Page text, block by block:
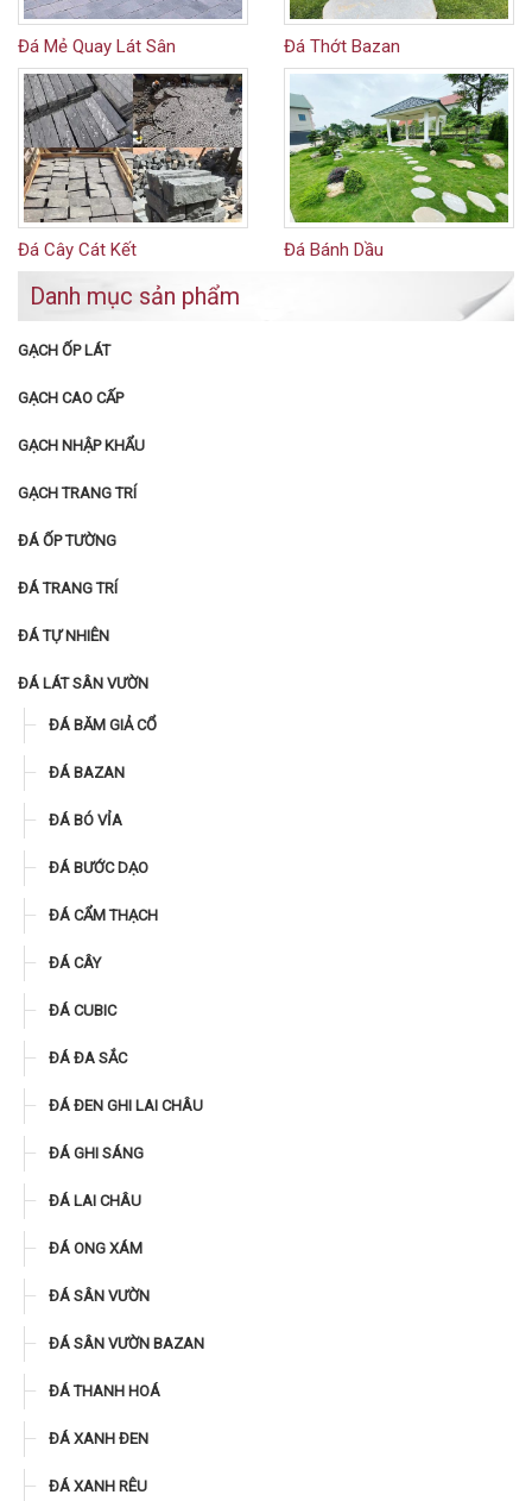
Đá Mẻ Quay Lát Sân Đá Thớt Bazan
Đá Cây Cát Kết Đá Bánh Dầu
Danh mục sản phẩm
GẠCH ỐP LÁT
GẠCH CAO CẤP
GẠCH NHẬP KHẨU
GẠCH TRANG TRÍ
ĐÁ ỐP TƯỜNG
ĐÁ TRANG TRÍ
ĐÁ TỰ NHIÊN
ĐÁ LÁT SÂN VƯỜN
ĐÁ BĂM GIẢ CỔ
ĐÁ BAZAN
ĐÁ BÓ VỈA
ĐÁ BƯỚC DẠO
ĐÁ CẨM THẠCH
ĐÁ CÂY
ĐÁ CUBIC
ĐÁ ĐA SẮC
ĐÁ ĐEN GHI LAI CHÂU
ĐÁ GHI SÁNG
ĐÁ LAI CHÂU
ĐÁ ONG XÁM
ĐÁ SÂN VƯỜN
ĐÁ SÂN VƯỜN BAZAN
ĐÁ THANH HOÁ
ĐÁ XANH ĐEN
ĐÁ XANH RÊU